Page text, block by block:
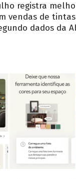
registra
vendas de
dados da